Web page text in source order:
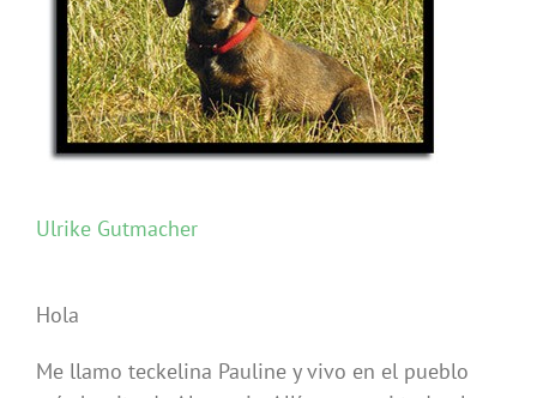
Ulrike Gutmacher
Hola
Me llamo teckelina Pauline y vivo en el pueblo